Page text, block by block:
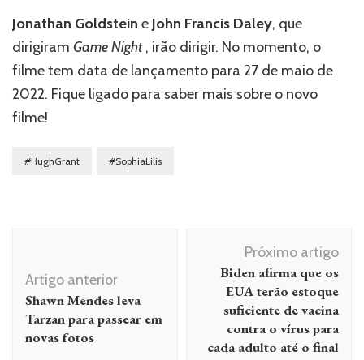
Jonathan Goldstein e John Francis Daley, que
dirigiram Game Night, irão dirigir. No momento, o
filme tem data de lançamento para 27 de maio de
2022. Fique ligado para saber mais sobre o novo
filme!
#HughGrant #SophiaLilis
post
Artigo anterior
Shawn Mendes leva
Tarzan para passear em
novas fotos
Próximo artigo
Biden afirma que os
EUA terão estoque
suficiente de vacina
contra o vírus para
cada adulto até o final